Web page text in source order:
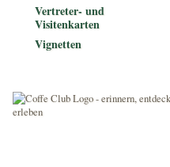
Vertreter- und
Visitenkarten
Vignetten